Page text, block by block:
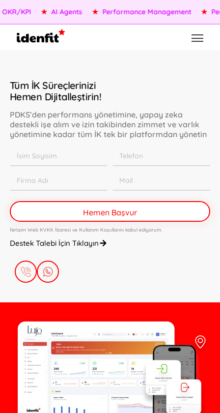
KPI ★ AI Agents ★ Performance Management ★
Tüm İK Süreçlerinizi
Hemen Dijitalleştirin!
PDKS’den performans yönetimine, yapay zeka
destekli işe alım ve izin takibinden zimmet ve varlık
yönetimine kadar tüm İK tek bir platformdan yönetin
Hemen Başvur
İletişim Web KVKK İbaresi ve Kullanım Koşullarını kabul ediyorum.
Destek Talebi İçin Tıklayın